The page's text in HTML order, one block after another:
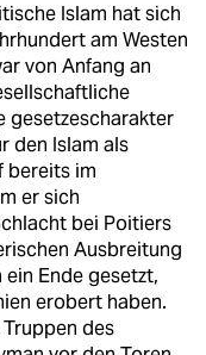
Islam hat sich
am Westen
von Anfang an
gesetzescharakter
den Islam als
bereits im
er sich
bei Poitiers
Ausbreitung
Ende gesetzt,
erobert haben.
des